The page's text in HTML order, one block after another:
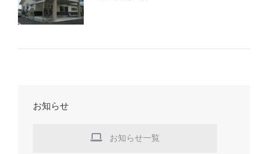
お知らせ
お知らせ一覧